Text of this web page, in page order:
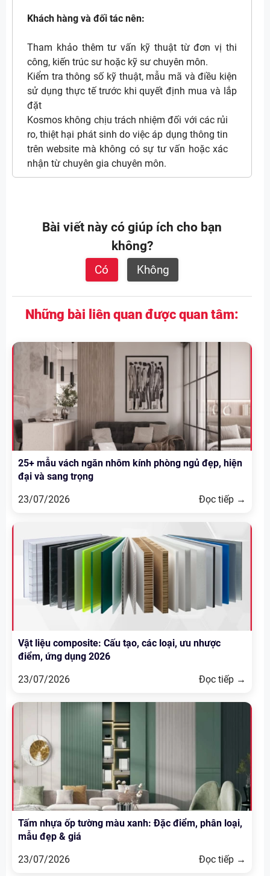
Khách hàng và đối tác nên:
Tham khảo thêm tư vấn kỹ thuật từ đơn vị thi
công, kiến trúc sư hoặc kỹ sư chuyên môn.
Kiểm tra thông số kỹ thuật, mẫu mã và điều kiện
sử dụng thực tế trước khi quyết định mua và lắp
đặt
Kosmos không chịu trách nhiệm đối với các rủi
ro, thiệt hại phát sinh do việc áp dụng thông tin
trên website mà không có sự tư vấn hoặc xác
nhận từ chuyên gia chuyên môn.
Bài viết này có giúp ích cho bạn
không?
Có Không
Những bài liên quan được quan tâm:
25+ mẫu vách ngăn nhôm kính phòng ngủ đẹp, hiện
đại và sang trọng
23/07/2026
Đọc tiếp →
Vật liệu composite: Cấu tạo, các loại, ưu nhược
điểm, ứng dụng 2026
23/07/2026
Đọc tiếp →
Tấm nhựa ốp tường màu xanh: Đặc điểm, phân loại,
mẫu đẹp & giá
23/07/2026
Đọc tiếp →